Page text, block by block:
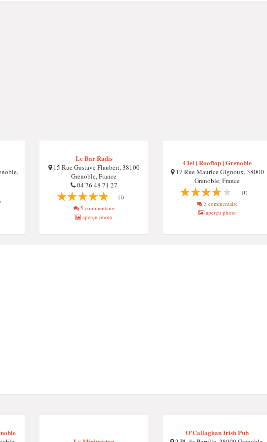
Le Bar Radis
15 Rue Gustave Flaubert, 38100
Grenoble, France
04 76 48 71 27
(1)
5 commentaire
aperçu photo
Ciel | Rooftop | Grenoble
17 Rue Maurice Gignoux, 38000
Grenoble, France
(1)
5 commentaire
aperçu photo
O'Callaghan Irish Pub